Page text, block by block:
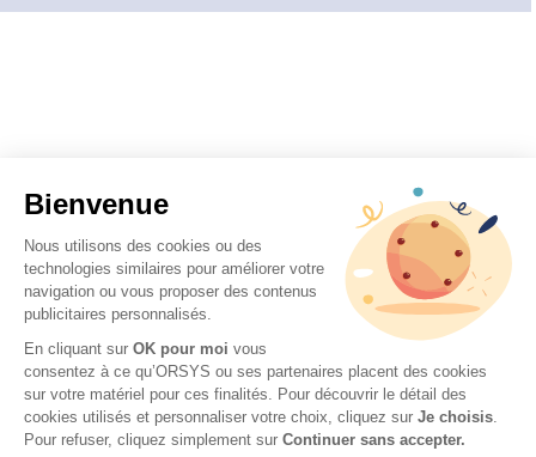
Bienvenue
Nous utilisons des cookies ou des
technologies similaires pour améliorer votre
navigation ou vous proposer des contenus
publicitaires personnalisés.
En cliquant sur OK pour moi vous
consentez à ce qu’ORSYS ou ses partenaires placent des cookies
sur votre matériel pour ces finalités. Pour découvrir le détail des
cookies utilisés et personnaliser votre choix, cliquez sur Je choisis.
Pour refuser, cliquez simplement sur Continuer sans accepter.